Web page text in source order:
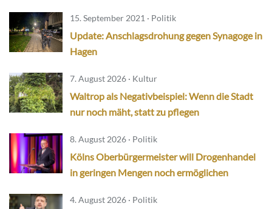
15. September 2021 · Politik
Update: Anschlagsdrohung gegen Synagoge in
Hagen
7. August 2026 · Kultur
Waltrop als Negativbeispiel: Wenn die Stadt
nur noch mäht, statt zu pflegen
8. August 2026 · Politik
Kölns Oberbürgermeister will Drogenhandel
in geringen Mengen noch ermöglichen
4. August 2026 · Politik